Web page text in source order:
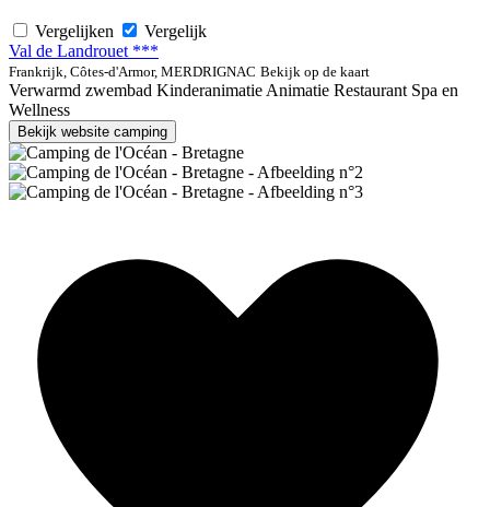
Vergelijken
Vergelijk
Val de Landrouet ***
Frankrijk, Côtes-d'Armor, MERDRIGNAC Bekijk op de kaart
Verwarmd zwembad KinderanimatieAnimatie Restaurant Spa en
Wellness
Bekijk website camping